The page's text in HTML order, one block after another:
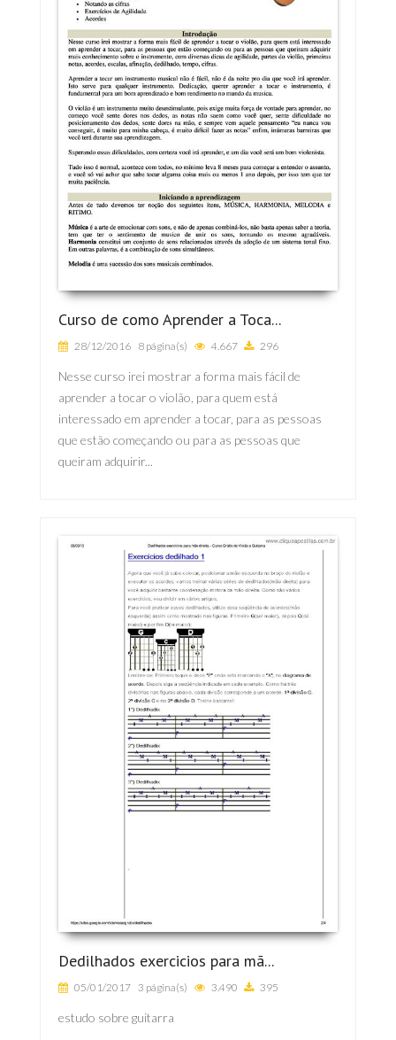
Curso de como Aprender a Toca...
28/12/2016 8 página(s) 4.667 296
Nesse curso irei mostrar a forma mais fácil de
aprender a tocar o violão, para quem está
interessado em aprender a tocar, para as pessoas
que estão começando ou para as pessoas que
queiram adquirir...
Dedilhados exercicios para mã...
05/01/2017 3 página(s) 3.490 395
estudo sobre guitarra